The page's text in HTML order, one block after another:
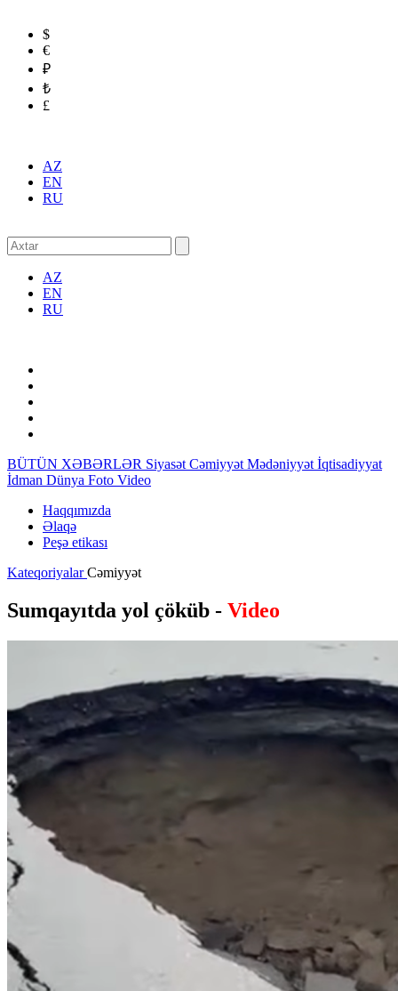
$
€
₽
₺
£
AZ
EN
RU
AZ
EN
RU
BÜTÜN XƏBƏRLƏR Siyasət Cəmiyyət Mədəniyyət İqtisadiyyat
İdman Dünya Foto Video
Haqqımızda
Əlaqə
Peşə etikası
KateqoriyalarCəmiyyət
Sumqayıtda yol çöküb - Video